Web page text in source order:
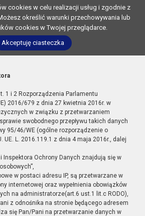
cookies w celu realizacji usług i zgodnie z
określić warunki przechowywania lub
cookies w Twojej przeglądarce.
Akceptuję ciasteczka
1 i 2 Rozporządzenia Parlamentu
2016/679 z dnia 27 kwietnia 2016r. w
w związku z przetwarzaniem
swobodnego przepływu takich danych
95/46/WE (ogólne rozporządzenie o
UE. L. 2016.119.1 z dnia 4 maja 2016r., dalej
Inspektora Ochrony Danych znajdują się w
w postaci adresu IP, są przetwarzane w
internetowej oraz wypełnienia obowiązków
na administratorze(art.6 ust.1 lit.c RODO),
z odnośnika na stronie będącego adresem
się Pan/Pani na przetwarzanie danych w